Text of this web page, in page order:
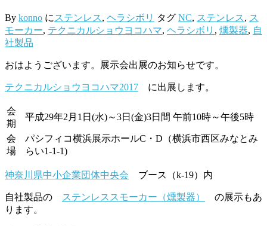
By konno に ステンレス, ヘラシボリ タグ NC, ステンレス, ス
モーカー, テクニカルショウヨコハマ, ヘラシボリ , 燻製器, 自
社製品
おはようございます。展示会出展のお知らせです。
テクニカルショウヨコハマ2017 に出展します。
会
期
平成29年2月1日(水)～3日(金)3日間 午前10時～午後5時
会
場
パシフィコ横浜展示ホールC・D（横浜市西区みなとみ
らい1-1-1)
神奈川県中小企業団体中央会 ブース（k-19）内
自社製品の ステンレススモーカー（燻製器）
の展示もあ
ります。